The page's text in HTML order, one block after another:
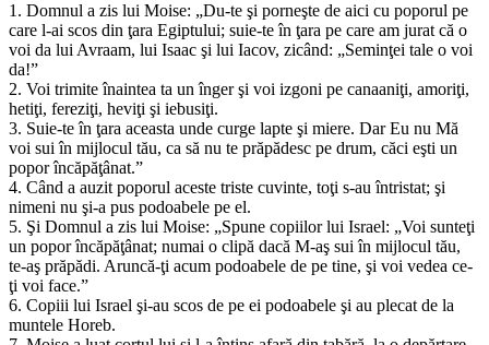
1. Domnul a zis lui Moise: „Du-te şi porneşte de aici cu poporul pe
care l-ai scos din ţara Egiptului; suie-te în ţara pe care am jurat că o
voi da lui Avraam, lui Isaac şi lui Iacov, zicând: „Seminţei tale o voi
da!”
2. Voi trimite înaintea ta un înger şi voi izgoni pe canaaniţi, amoriţi,
hetiţi, fereziţi, heviţi şi iebusiţi.
3. Suie-te în ţara aceasta unde curge lapte şi miere. Dar Eu nu Mă
voi sui în mijlocul tău, ca să nu te prăpădesc pe drum, căci eşti un
popor încăpăţânat.”
4. Când a auzit poporul aceste triste cuvinte, toţi s-au întristat; şi
nimeni nu şi-a pus podoabele pe el.
5. Şi Domnul a zis lui Moise: „Spune copiilor lui Israel: „Voi sunteţi
un popor încăpăţânat; numai o clipă dacă M-aş sui în mijlocul tău,
te-aş prăpădi. Aruncă-ţi acum podoabele de pe tine, şi voi vedea ce-
ţi voi face.”
6. Copiii lui Israel şi-au scos de pe ei podoabele şi au plecat de la
muntele Horeb.